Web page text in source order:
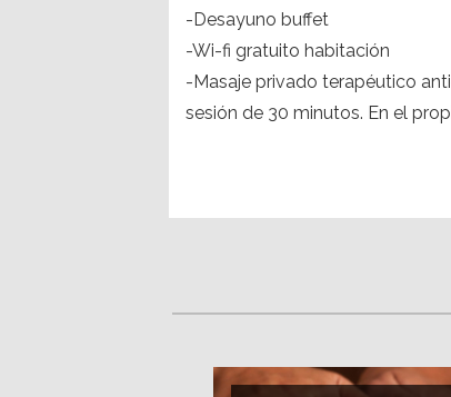
-Desayuno buffet
-Wi-fi gratuito habitación
-Masaje privado terapéutico
sesión de 30 minutos. En el